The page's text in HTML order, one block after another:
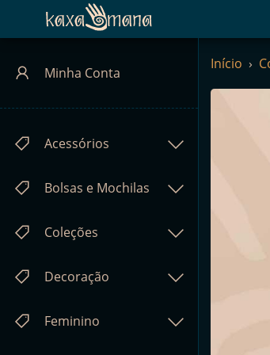
Minha Conta
Acessórios
Bolsas e Mochilas
Coleções
Decoração
Feminino
Início